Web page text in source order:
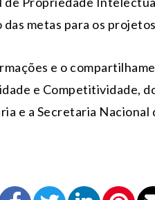
metas para os
e o
e Competitividade,
e a Secretaria Nacional